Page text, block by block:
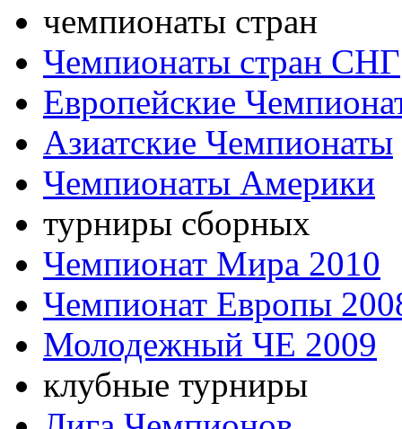
чемпионаты стран
Чемпионаты стран СНГ
Европейские
Азиатские Чемпионаты
Чемпионаты Америки
турниры сборных
Чемпионат Мира 2010
Чемпионат Европы
Молодежный ЧЕ 2009
клубные турниры